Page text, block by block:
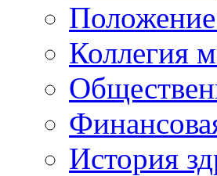
Коллегия
История